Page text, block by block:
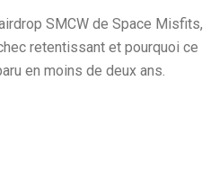
SMCW de Space Misfits,
retentissant et pourquoi ce
en moins de deux ans.